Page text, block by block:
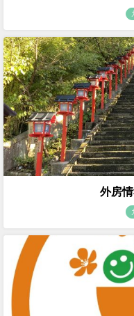
外房